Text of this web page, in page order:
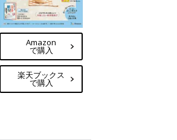
Amazon
で購入
楽天ブックス
で購入